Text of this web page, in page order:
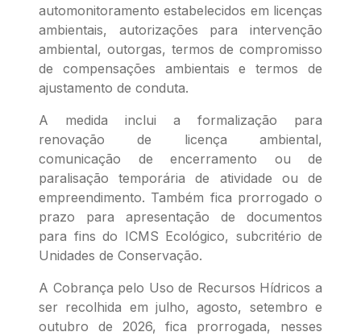
automonitoramento estabelecidos em licenças
ambientais, autorizações para intervenção
ambiental, outorgas, termos de compromisso
de compensações ambientais e termos de
ajustamento de conduta.
A medida inclui a formalização para
renovação de licença ambiental,
comunicação de encerramento ou de
paralisação temporária de atividade ou de
empreendimento. Também fica prorrogado o
prazo para apresentação de documentos
para fins do ICMS Ecológico, subcritério de
Unidades de Conservação.
A Cobrança pelo Uso de Recursos Hídricos a
ser recolhida em julho, agosto, setembro e
outubro de 2026, fica prorrogada, nesses